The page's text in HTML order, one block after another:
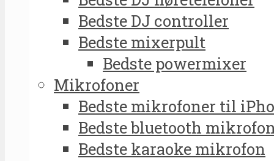
Bedste DJ controller
Bedste mixerpult
Bedste powermixer
Mikrofoner
Bedste mikrofoner til
Bedste bluetooth
Bedste karaoke mikrofon